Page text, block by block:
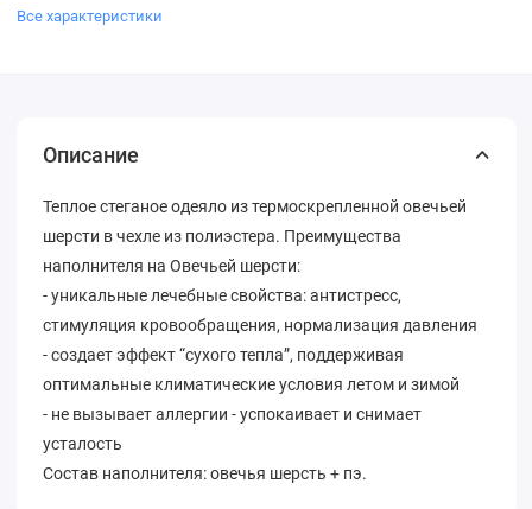
Все характеристики
Описание
Теплое стеганое одеяло из термоскрепленной овечьей
шерсти в чехле из полиэстера. Преимущества
наполнителя на Овечьей шерсти:
- уникальные лечебные свойства: антистресс,
стимуляция кровообращения, нормализация давления
- создает эффект “сухого тепла”, поддерживая
оптимальные климатические условия летом и зимой
- не вызывает аллергии - успокаивает и снимает
усталость
Состав наполнителя: овечья шерсть + пэ.